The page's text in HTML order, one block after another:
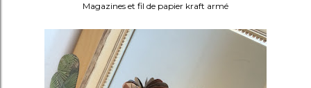
Magazines et fil de papier kraft armé